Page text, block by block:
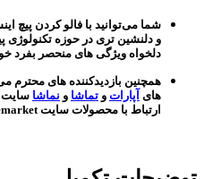
شما می‌توانید با فالو کردن پیچ
و دلنشین تری در حوزه تکنولوژی
دلخواه ویژگی های منحصر بفرد
همچنین بازدیدکننده های محترم می
های آپارات و تماشا و نماشا سایت
ارتباط با محصولات سایت Pixelemarket را پیگیری نمایند